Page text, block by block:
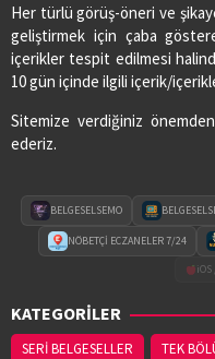
Her türlü görüş-öneri ve
geliştirmek için çaba
içerikler tespit edilmesi
10 gün içinde ilgili içerik/
Sitemize verdiğiniz
ederiz.
BELGESELSEMO
NÖBETÇİ ECZANELER 7/24
KATEGORİLER
SERİ BELGESELLER
TEK